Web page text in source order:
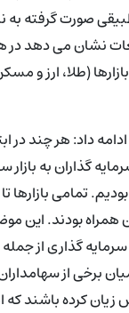
صورت گرفته به
(طلا، ارز و
داد: هر چند در
گذاران به بازار
تمامی
همراه بودند. این
سرمایه گذاری از
برخی از
زیان کرده باشند که